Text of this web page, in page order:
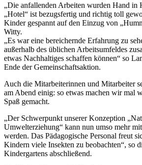
„Die anfallenden Arbeiten wurden Hand in
„Hotel“ ist bezugsfertig und richtig toll
Kinder gespannt auf den Einzug von
Witty.
„Es war eine bereichernde Erfahrung zu
außerhalb des üblichen Arbeitsumfeldes
etwas Nachhaltiges schaffen können“ so
Ende der Gemeinschaftsaktion.
Auch die Mitarbeiterinnen und Mitarbeiter
am Abend einig: so etwas machen wir mal
Spaß gemacht.
„Der Schwerpunkt unserer Konzeption
Umwelterziehung“ kann nun umso mehr
werden. Das Pädagogische Personal freut
Kindern viele Insekten zu beobachten“, so
Kindergartens abschließend.